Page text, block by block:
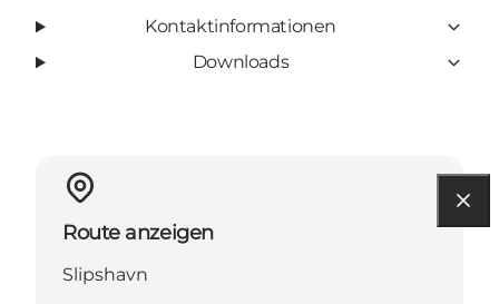
Kontaktinformationen
Downloads
Route anzeigen
Slipshavn